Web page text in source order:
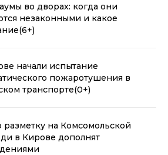
во дворах: когда они
незаконными и какое
(6+)
начали испытание
пожаротушения в
транспорте(0+)
на Комсомольской
в Кирове дополнят